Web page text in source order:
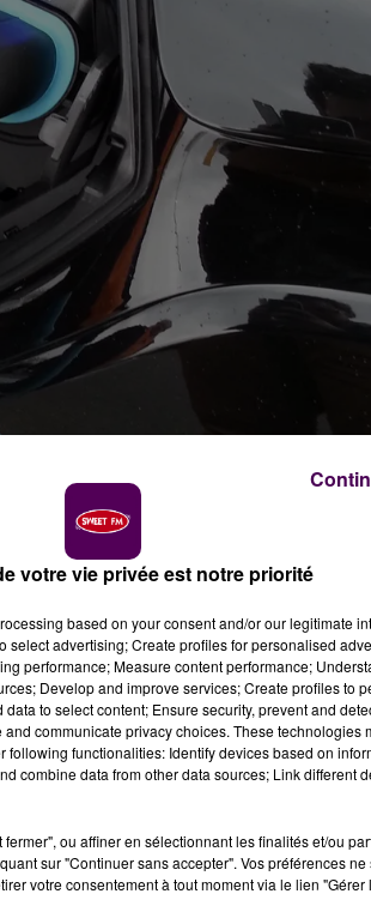
dans ses usines
électriques. L'usine du Mans est
plus de 1 milliard d’euros afin de
Ce plan intitulé"Drive the
véhicules hybrides d’ici à 2022.
votre vie privée est notre priorité
based on your consent and/or our legitimate
select advertising; Create profiles for personalised
performance; Measure content performance;
Develop and improve services; Create profiles to
to select content; Ensure security, prevent and
communicate privacy choices. These technologies
following functionalities: Identify devices based on
combine data from other data sources; Link different
ou affiner en sélectionnant les finalités et/ou
sur "Continuer sans accepter". Vos préférences
votre consentement à tout moment via le lien